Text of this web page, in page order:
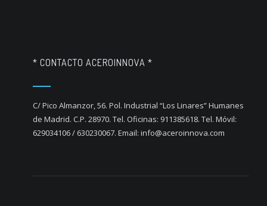
* CONTACTO ACEROINNOVA *
C/ Pico Almanzor, 56. Pol. Industrial “Los Linares” Humanes
de Madrid. C.P. 28970. Tel. Oficinas: 911385618. Tel. Móvil:
629034106 / 630230067. Email: info@aceroinnova.com